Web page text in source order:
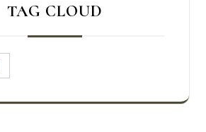
TAG CLOUD